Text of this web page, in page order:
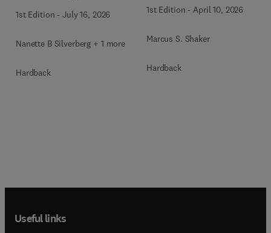
1st Edition -July 16, 2026
Nanette B Silverberg + 1 more
Hardback
1st Edition - April 10, 2026
Marcus S. Shaker
Hardback
Useful links